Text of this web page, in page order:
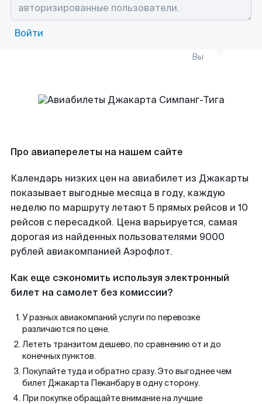
Войти
Вы
Про авиаперелеты на нашем сайте
Календарь низких цен на авиабилет из Джакарты
показывает выгодные месяца в году, каждую
неделю по маршруту летают 5 прямых рейсов и 10
рейсов с пересадкой. Цена варьируется, самая
дорогая из найденных пользователями 9000
рублей авиакомпанией Аэрофлот.
Как еще сэкономить используя электронный
билет на самолет без комиссии?
У разных авиакомпаний услуги по перевозке
различаются по цене.
Лететь транзитом дешево, по сравнению от и до
конечных пунктов.
Покупайте туда и обратно сразу. Это выгоднее чем
билет Джакарта Пеканбару в одну сторону.
При покупке обращайте внимание на лучшие